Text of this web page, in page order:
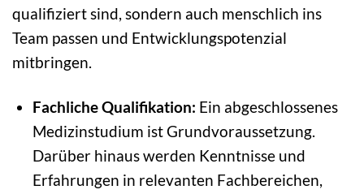
qualifiziert sind, sondern auch menschlich ins
Team passen und Entwicklungspotenzial
mitbringen.
Fachliche Qualifikation: Ein abgeschlossenes
Medizinstudium ist Grundvoraussetzung.
Darüber hinaus werden Kenntnisse und
Erfahrungen in relevanten Fachbereichen,